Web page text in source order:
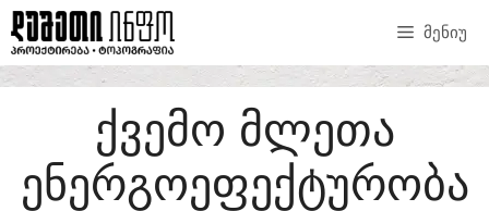
SKIP
TO
CONTENT
ᲛᲔᲜᲘᲣ
ᲥᲕᲔᲛᲝ ᲛᲚᲔᲗᲐ
ᲔᲜᲔᲠᲒᲝᲔᲤᲔᲥᲢᲣᲠᲝᲑᲐ